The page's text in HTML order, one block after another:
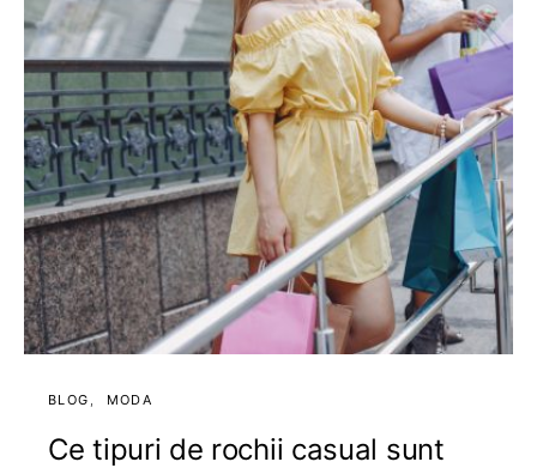
BLOG MODA
Ce tipuri de rochii casual sunt